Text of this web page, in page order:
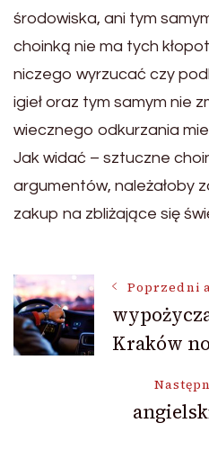
środowiska, ani tym
choinką nie ma tych
niczego wyrzucać czy
igieł oraz tym samym nie
wiecznego odkurzania
Jak widać – sztuczne
argumentów, należałoby
zakup na zbliżające się
Nawigacja
wpisu
Poprzedni
Kraków